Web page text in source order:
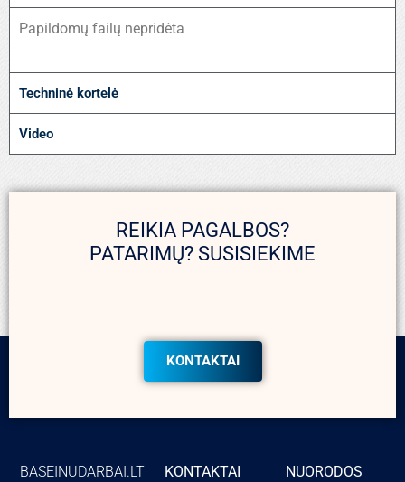
Papildomų failų nepridėta
Techninė kortelė
Video
REIKIA PAGALBOS?
PATARIMŲ? SUSISIEKIME
KONTAKTAI
BASEINUDARBAI.LT
KONTAKTAI
NUORODOS